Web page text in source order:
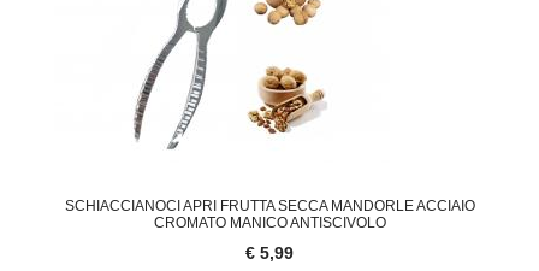
SCHIACCIANOCI APRI FRUTTA SECCA MANDORLE ACCIAIO
CROMATO MANICO ANTISCIVOLO
€ 5,99